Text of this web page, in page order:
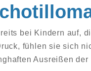
bei Kindern auf,
fühlen sie sich
Ausreißen der